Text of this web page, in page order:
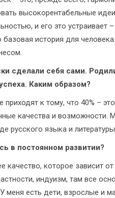
высокорентабельные
и его это
базовая история для
сделали себя сами.
Каким образом?
приходят к тому, что 40% –
качества и
русского языка и
в постоянном развитии?
качество, которое зависит
индуизм, там все
меня есть дети, взрослые и